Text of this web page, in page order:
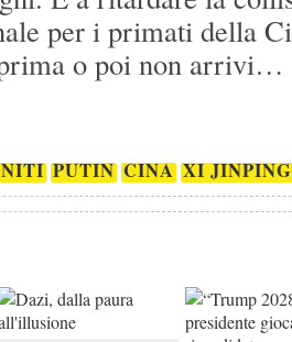
per i primati della
o poi non arrivi…
PUTIN CINA XI JINPING